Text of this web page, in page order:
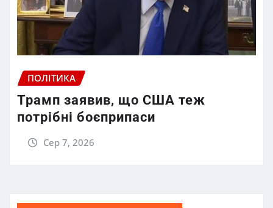
ПОЛІТИКА
Трамп заявив, що США теж
потрібні боєприпаси
Сер 7, 2026